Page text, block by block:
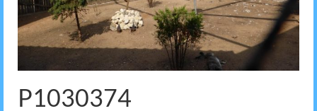
P1030374